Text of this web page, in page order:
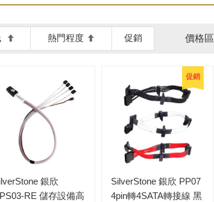
熱門程度 促銷 價格
銀欣
RE 儲存設備高
促銷
SilverStone 銀欣 PP07
4pin轉4SATA轉接線 黑